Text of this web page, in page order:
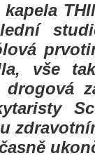
vše
drogová